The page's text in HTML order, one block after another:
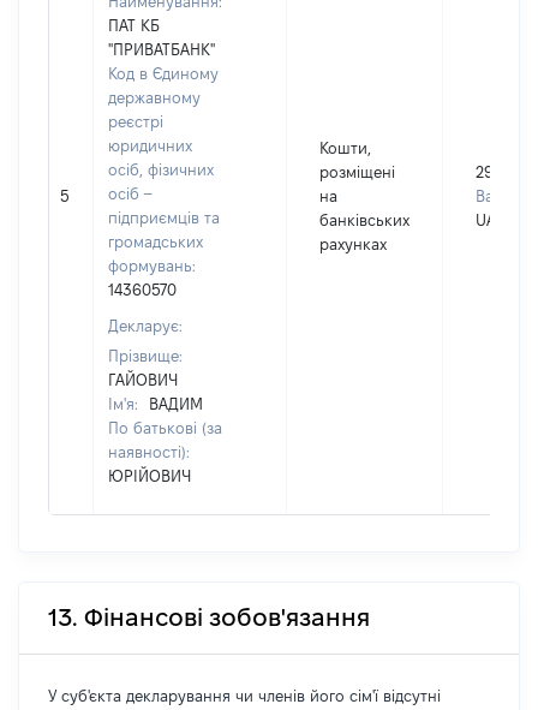
5
ПАТ КБ
"ПРИВАТБАНК"
Код в Єдиному
державному
реєстрі
юридичних
осіб, фізичних
осіб –
підприємців та
громадських
формувань:
14360570
Декларує:
Прізвище:
ГАЙОВИЧ
Ім'я:
ВАДИМ
По батькові (за
наявності):
ЮРІЙОВИЧ
Кошти,
розміщені
на
банківських
рахунках
293
Валюта:
UAH
13. Фінансові зобов'язання
У суб'єкта декларування чи членів його сім'ї відсутні